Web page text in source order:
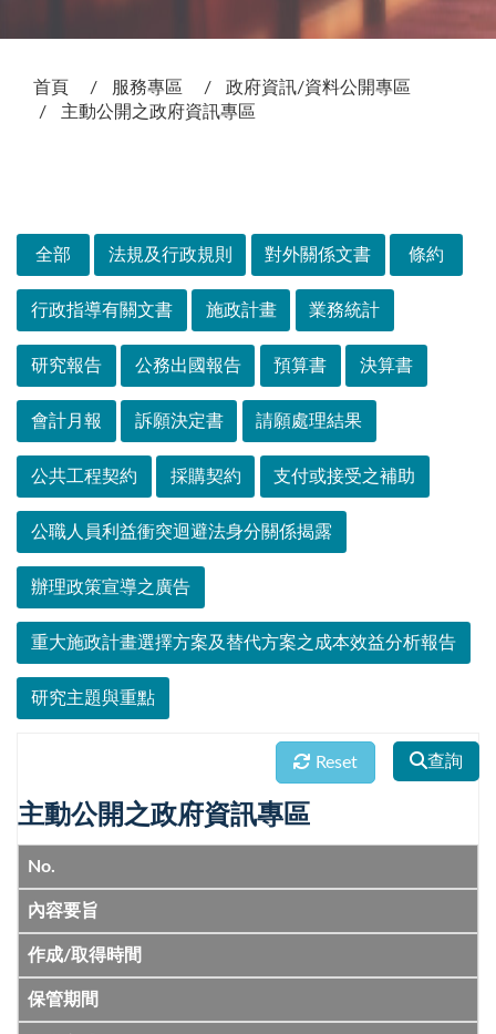
首頁 服務專區
政府資訊/資料公開專區
主動公開之政府資訊專區
全部 法規及行政規則 對外關係文書 條約
行政指導有關文書 施政計畫 業務統計
研究報告 公務出國報告 預算書 決算書
會計月報 訴願決定書 請願處理結果
公共工程契約 採購契約 支付或接受之補助
公職人員利益衝突迴避法身分關係揭露
辦理政策宣導之廣告
重大施政計畫選擇方案及替代方案之成本效益分析報告
研究主題與重點
查詢
Reset
主動公開之政府資訊專區
No.
內容要旨
作成/取得時間
保管期間